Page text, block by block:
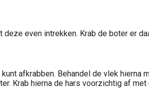
even intrekken. Krab de boter er
afkrabben. Behandel de vlek
Krab hierna de hars voorzichtig af